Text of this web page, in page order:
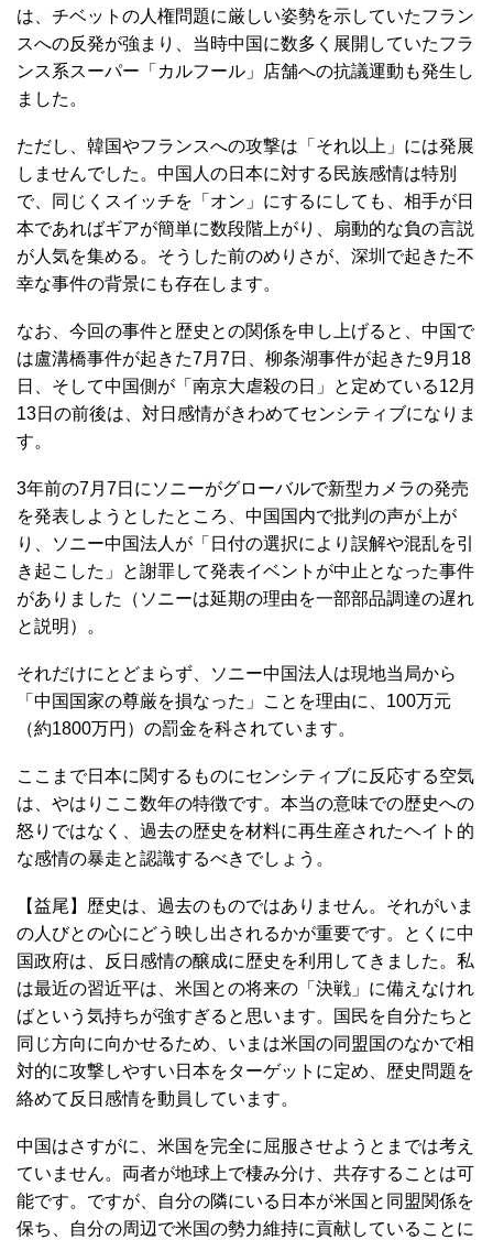
は、チベットの人権問題に厳しい姿勢を示していたフラン
スへの反発が強まり、当時中国に数多く展開していたフラ
ンス系スーパー「カルフール」店舗への抗議運動も発生し
ました。
ただし、韓国やフランスへの攻撃は「それ以上」には発展
しませんでした。中国人の日本に対する民族感情は特別
で、同じくスイッチを「オン」にするにしても、相手が日
本であればギアが簡単に数段階上がり、扇動的な負の言説
が人気を集める。そうした前のめりさが、深圳で起きた不
幸な事件の背景にも存在します。
なお、今回の事件と歴史との関係を申し上げると、中国で
は盧溝橋事件が起きた7月7日、柳条湖事件が起きた9月18
日、そして中国側が「南京大虐殺の日」と定めている12月
13日の前後は、対日感情がきわめてセンシティブになりま
す。
3年前の7月7日にソニーがグローバルで新型カメラの発売
を発表しようとしたところ、中国国内で批判の声が上が
り、ソニー中国法人が「日付の選択により誤解や混乱を引
き起こした」と謝罪して発表イベントが中止となった事件
がありました（ソニーは延期の理由を一部部品調達の遅れ
と説明）。
それだけにとどまらず、ソニー中国法人は現地当局から
「中国国家の尊厳を損なった」ことを理由に、100万元
（約1800万円）の罰金を科されています。
ここまで日本に関するものにセンシティブに反応する空気
は、やはりここ数年の特徴です。本当の意味での歴史への
怒りではなく、過去の歴史を材料に再生産されたヘイト的
な感情の暴走と認識するべきでしょう。
【益尾】歴史は、過去のものではありません。それがいま
の人びとの心にどう映し出されるかが重要です。とくに中
国政府は、反日感情の醸成に歴史を利用してきました。私
は最近の習近平は、米国との将来の「決戦」に備えなけれ
ばという気持ちが強すぎると思います。国民を自分たちと
同じ方向に向かせるため、いまは米国の同盟国のなかで相
対的に攻撃しやすい日本をターゲットに定め、歴史問題を
絡めて反日感情を動員しています。
中国はさすがに、米国を完全に屈服させようとまでは考え
ていません。両者が地球上で棲み分け、共存することは可
能です。ですが、自分の隣にいる日本が米国と同盟関係を
保ち、自分の周辺で米国の勢力維持に貢献していることに